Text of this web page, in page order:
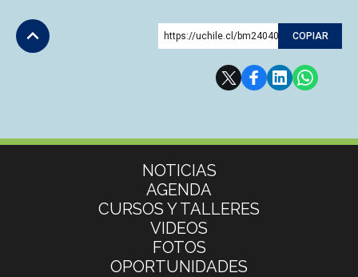
https://uchile.cl/bm240402 COPIAR
NOTICIAS
AGENDA
CURSOS Y TALLERES
VIDEOS
FOTOS
OPORTUNIDADES